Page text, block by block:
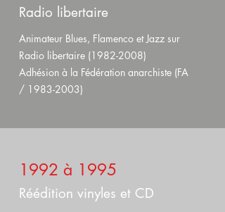
Radio libertaire
Animateur Blues, Flamenco et Jazz sur
Radio libertaire (1982-2008)
Adhésion à la Fédération anarchiste (FA
/ 1983-2003)
1992 à 1995
Réédition vinyles et CD